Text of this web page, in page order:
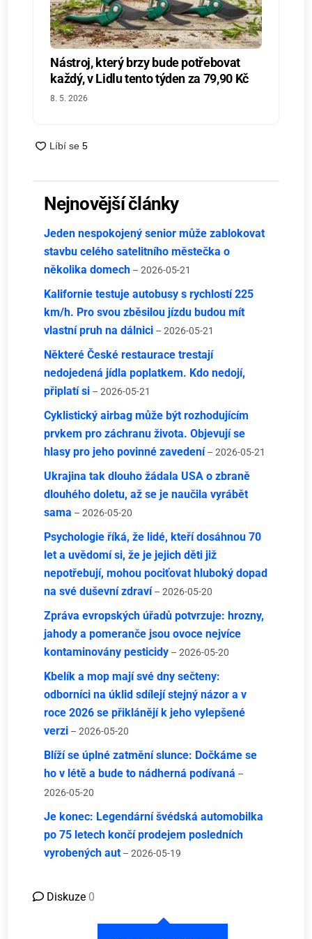
Nástroj, který brzy bude potřebovat
každý, v Lidlu tento týden za 79,90 Kč
8. 5. 2026
Nejnovější články
Jeden nespokojený senior může zablokovat
stavbu celého satelitního městečka o
několika domech – 2026-05-21
Kalifornie testuje autobusy s rychlostí 225
km/h. Pro svou zběsilou jízdu budou mít
vlastní pruh na dálnici – 2026-05-21
Některé České restaurace trestají
nedojedená jídla poplatkem. Kdo nedojí,
připlatí si – 2026-05-21
Cyklistický airbag může být rozhodujícím
prvkem pro záchranu života. Objevují se
hlasy pro jeho povinné zavedení – 2026-05-21
Ukrajina tak dlouho žádala USA o zbraně
dlouhého doletu, až se je naučila vyrábět
sama – 2026-05-20
Psychologie říká, že lidé, kteří dosáhnou 70
let a uvědomí si, že je jejich děti již
nepotřebují, mohou pociťovat hluboký dopad
na své duševní zdraví – 2026-05-20
Zpráva evropských úřadů potvrzuje: hrozny,
jahody a pomeranče jsou ovoce nejvíce
kontaminovány pesticidy – 2026-05-20
Kbelík a mop mají své dny sečteny:
odborníci na úklid sdílejí stejný názor a v
roce 2026 se přiklánějí k jeho vylepšené
verzi – 2026-05-20
Blíží se úplné zatmění slunce: Dočkáme se
ho v létě a bude to nádherná podívaná –
2026-05-20
Je konec: Legendární švédská automobilka
po 75 letech končí prodejem posledních
vyrobených aut – 2026-05-19
Diskuze 0